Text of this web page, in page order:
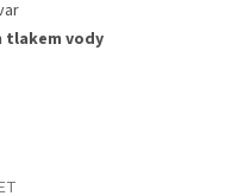
tlakem vody